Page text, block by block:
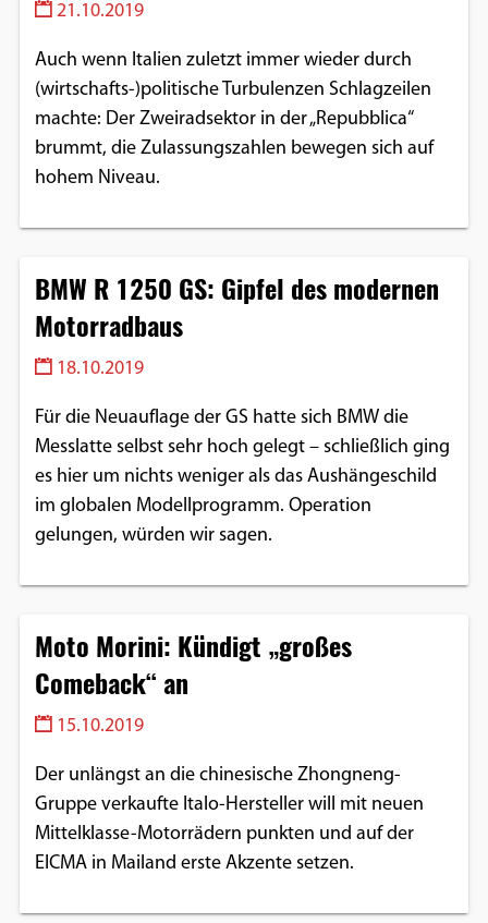
21.10.2019
Auch wenn Italien zuletzt immer wieder durch
(wirtschafts-)politische Turbulenzen Schlagzeilen
machte: Der Zweiradsektor in der „Repubblica“
brummt, die Zulassungszahlen bewegen sich auf
hohem Niveau.
BMW R 1250 GS: Gipfel des modernen
Motorradbaus
18.10.2019
Für die Neuauflage der GS hatte sich BMW die
Messlatte selbst sehr hoch gelegt – schließlich ging
es hier um nichts weniger als das Aushängeschild
im globalen Modellprogramm. Operation
gelungen, würden wir sagen.
Moto Morini: Kündigt „großes
Comeback“ an
15.10.2019
Der unlängst an die chinesische Zhongneng-
Gruppe verkaufte Italo-Hersteller will mit neuen
Mittelklasse-Motorrädern punkten und auf der
EICMA in Mailand erste Akzente setzen.